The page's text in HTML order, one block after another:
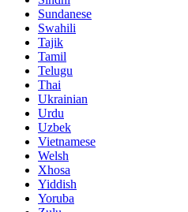
Sundanese
Swahili
Tajik
Tamil
Telugu
Thai
Ukrainian
Urdu
Uzbek
Vietnamese
Welsh
Xhosa
Yiddish
Yoruba